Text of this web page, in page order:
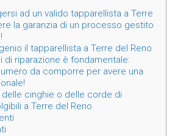
ad un valido tapparellista a Terre
la garanzia di un processo gestito
il tapparellista a Terre del Reno
di riparazione è fondamentale:
da comporre per avere una
cinghie o delle corde di
a Terre del Reno